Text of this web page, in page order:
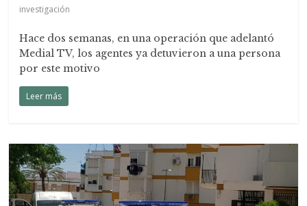
investigación
Hace dos semanas, en una operación que adelantó
Medial TV, los agentes ya detuvieron a una persona
por este motivo
Leer más